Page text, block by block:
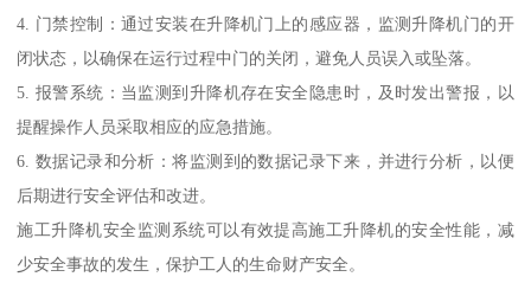
4. 门禁控制：通过安装在升降机门上的感应器，监测升降机门的开
闭状态，以确保在运行过程中门的关闭，避免人员误入或坠落。
5. 报警系统：当监测到升降机存在安全隐患时，及时发出警报，以
提醒操作人员采取相应的应急措施。
6. 数据记录和分析：将监测到的数据记录下来，并进行分析，以便
后期进行安全评估和改进。
施工升降机安全监测系统可以有效提高施工升降机的安全性能，减
少安全事故的发生，保护工人的生命财产安全。